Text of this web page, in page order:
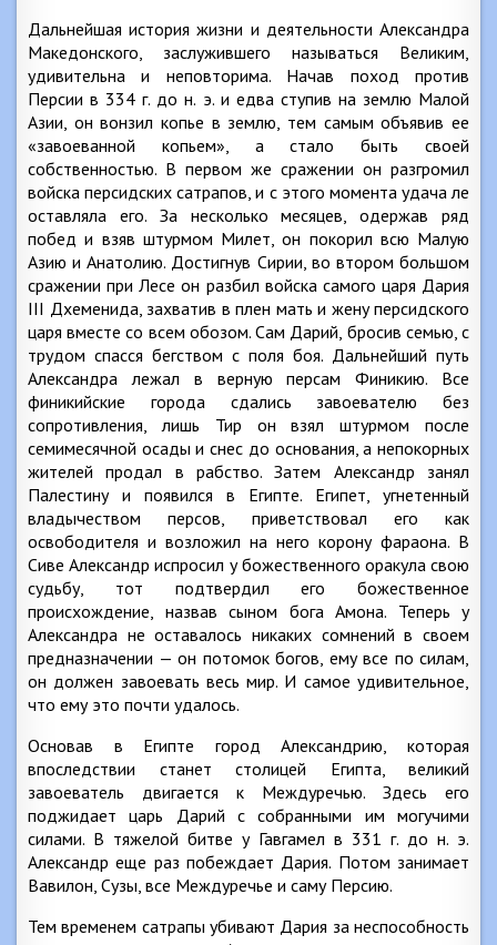
Дальнейшая история жизни и деятельности Александра
Македонского, заслужившего называться Великим,
удивительна и неповторима. Начав поход против
Персии в 334 г. до н. э. и едва ступив на землю Малой
Азии, он вонзил копье в землю, тем самым объявив ее
«завоеванной копьем», а стало быть своей
собственностью. В первом же сражении он разгромил
войска персидских сатрапов, и с этого момента удача ле
оставляла его. За несколько месяцев, одержав ряд
побед и взяв штурмом Милет, он покорил всю Малую
Азию и Анатолию. Достигнув Сирии, во втором большом
сражении при Лесе он разбил войска самого царя Дария
III Дхеменида, захватив в плен мать и жену персидского
царя вместе со всем обозом. Сам Дарий, бросив семью, с
трудом спасся бегством с поля боя. Дальнейший путь
Александра лежал в верную персам Финикию. Все
финикийские города сдались завоевателю без
сопротивления, лишь Тир он взял штурмом после
семимесячной осады и снес до основания, а непокорных
жителей продал в рабство. Затем Александр занял
Палестину и появился в Египте. Египет, угнетенный
владычеством персов, приветствовал его как
освободителя и возложил на него корону фараона. В
Сиве Александр испросил у божественного оракула свою
судьбу, тот подтвердил его божественное
происхождение, назвав сыном бога Амона. Теперь у
Александра не оставалось никаких сомнений в своем
предназначении — он потомок богов, ему все по силам,
он должен завоевать весь мир. И самое удивительное,
что ему это почти удалось.
Основав в Египте город Александрию, которая
впоследствии станет столицей Египта, великий
завоеватель двигается к Междуречью. Здесь его
поджидает царь Дарий с собранными им могучими
силами. В тяжелой битве у Гавгамел в 331 г. до н. э.
Александр еще раз побеждает Дария. Потом занимает
Вавилон, Сузы, все Междуречье и саму Персию.
Тем временем сатрапы убивают Дария за неспособность